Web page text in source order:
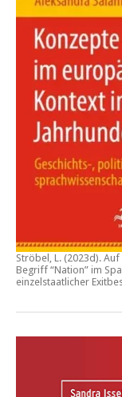
Ströbel, L. (2023d). Auf
Begriff “Nation” im
einzelstaatlicher